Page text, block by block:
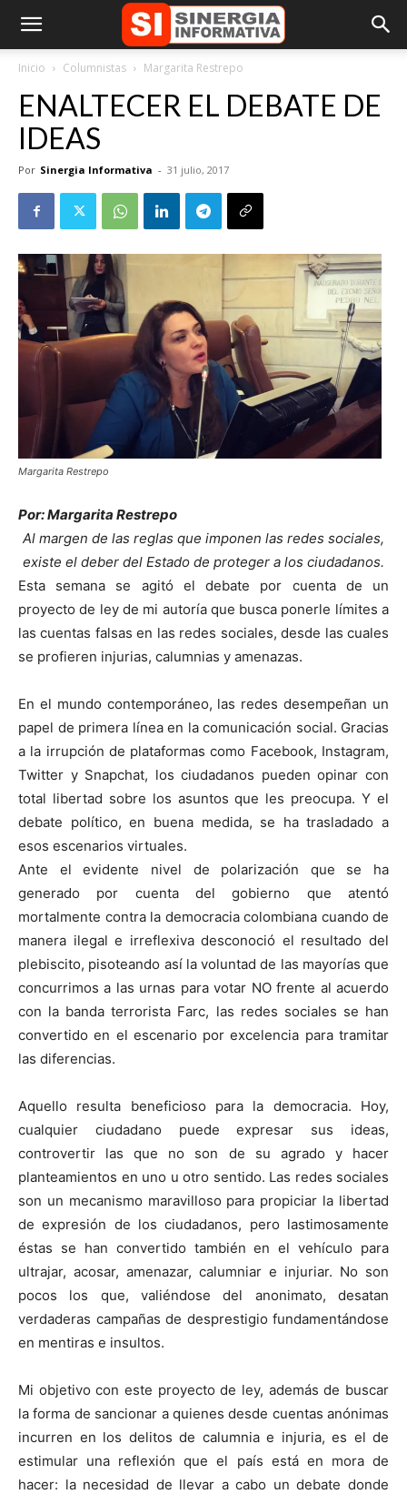
Inicio Columnistas Margarita Restrepo
ENALTECER EL DEBATE DE
IDEAS
Por Sinergia Informativa - 31 julio, 2017
Margarita Restrepo
Por: Margarita Restrepo
Al margen de las reglas que imponen las redes sociales,
existe el deber del Estado de proteger a los ciudadanos.
Esta semana se agitó el debate por cuenta de un
proyecto de ley de mi autoría que busca ponerle límites a
las cuentas falsas en las redes sociales, desde las cuales
se profieren injurias, calumnias y amenazas.
En el mundo contemporáneo, las redes desempeñan un
papel de primera línea en la comunicación social. Gracias
a la irrupción de plataformas como Facebook, Instagram,
Twitter y Snapchat, los ciudadanos pueden opinar con
total libertad sobre los asuntos que les preocupa. Y el
debate político, en buena medida, se ha trasladado a
esos escenarios virtuales.
Ante el evidente nivel de polarización que se ha
generado por cuenta del gobierno que atentó
mortalmente contra la democracia colombiana cuando de
manera ilegal e irreflexiva desconoció el resultado del
plebiscito, pisoteando así la voluntad de las mayorías que
concurrimos a las urnas para votar NO frente al acuerdo
con la banda terrorista Farc, las redes sociales se han
convertido en el escenario por excelencia para tramitar
las diferencias.
Aquello resulta beneficioso para la democracia. Hoy,
cualquier ciudadano puede expresar sus ideas,
controvertir las que no son de su agrado y hacer
planteamientos en uno u otro sentido. Las redes sociales
son un mecanismo maravilloso para propiciar la libertad
de expresión de los ciudadanos, pero lastimosamente
éstas se han convertido también en el vehículo para
ultrajar, acosar, amenazar, calumniar e injuriar. No son
pocos los que, valiéndose del anonimato, desatan
verdaderas campañas de desprestigio fundamentándose
en mentiras e insultos.
Mi objetivo con este proyecto de ley, además de buscar
la forma de sancionar a quienes desde cuentas anónimas
incurren en los delitos de calumnia e injuria, es el de
estimular una reflexión que el país está en mora de
hacer: la necesidad de llevar a cabo un debate donde